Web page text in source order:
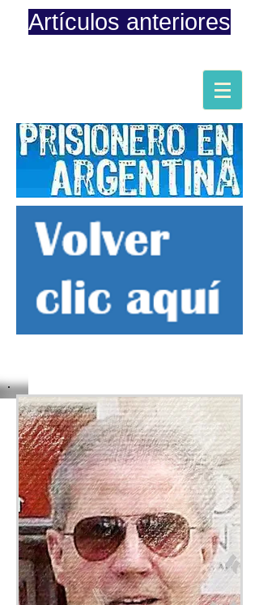
Artículos anteriores